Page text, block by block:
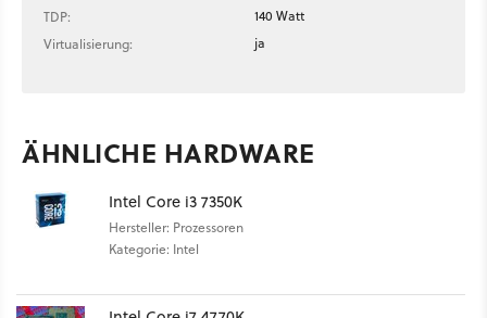
TDP:
140 Watt
Virtualisierung:
ja
ÄHNLICHE HARDWARE
Intel Core i3 7350K
Hersteller: Prozessoren
Kategorie: Intel